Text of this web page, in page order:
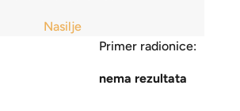
Nasilje
Primer radionice:
nema rezultata